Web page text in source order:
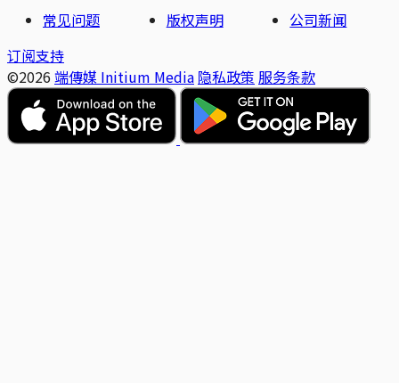
常见问题 版权声明
公司新闻
订阅支持
©2026 端傳媒 Initium Media 隐私政策 服务条款